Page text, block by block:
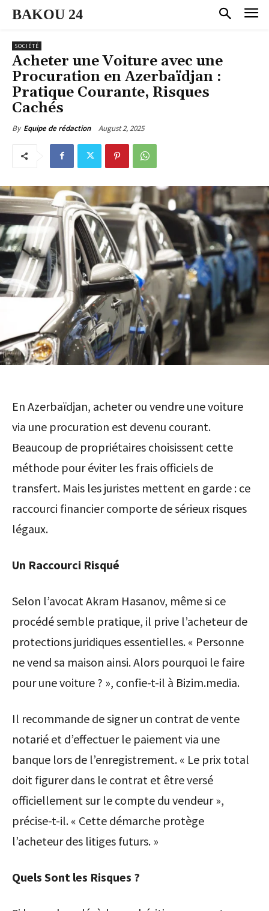
BAKOU 24
SOCIÉTÉ
Acheter une Voiture avec une
Procuration en Azerbaïdjan :
Pratique Courante, Risques
Cachés
By Equipe de rédaction August 2, 2025
En Azerbaïdjan, acheter ou vendre une voiture
via une procuration est devenu courant.
Beaucoup de propriétaires choisissent cette
méthode pour éviter les frais officiels de
transfert. Mais les juristes mettent en garde : ce
raccourci financier comporte de sérieux risques
légaux.
Un Raccourci Risqué
Selon l’avocat Akram Hasanov, même si ce
procédé semble pratique, il prive l’acheteur de
protections juridiques essentielles. « Personne
ne vend sa maison ainsi. Alors pourquoi le faire
pour une voiture ? », confie-t-il à Bizim.media.
Il recommande de signer un contrat de vente
notarié et d’effectuer le paiement via une
banque lors de l’enregistrement. « Le prix total
doit figurer dans le contrat et être versé
officiellement sur le compte du vendeur »,
précise-t-il. « Cette démarche protège
l’acheteur des litiges futurs. »
Quels Sont les Risques ?